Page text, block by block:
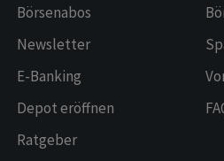
Börsenabos
Newsletter
E-Banking
Depot eröffnen
Ratgeber